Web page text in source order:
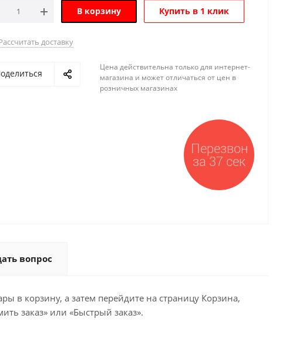
В корзину Купить в 1 клик
доставку
Цена действительна только для интернет-
магазина и может отличаться от цен в
розничных магазинах
вопрос
в корзину, а затем перейдите на страницу Корзина,
заказ» или «Быстрый заказ».
Перезвон
за 37 сек